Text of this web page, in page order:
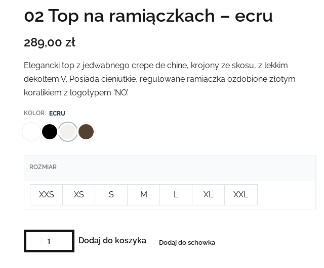
02 Top na ramiączkach – ecru
289,00 zł
Elegancki top z jedwabnego crepede chine, krojony ze skosu, z lekkim
dekoltem V. Posiada cieniutkie, regulowaneramiączka ozdobionezłotym
koralikiem z logotypem 'NO’.
KOLOR ECRU
ROZMIAR
XXS XS S M L XL XXL
Dodaj do koszyka Dodaj do schowka